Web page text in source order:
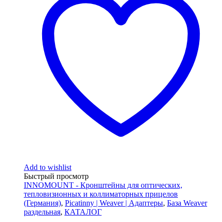
Add to wishlist
Быстрый просмотр
INNOMOUNT - Кронштейны для оптических,
тепловизионных и коллиматорных прицелов
(Германия), Picatinny | Weaver | Адаптеры, База Weaver
раздельная, КАТАЛОГ